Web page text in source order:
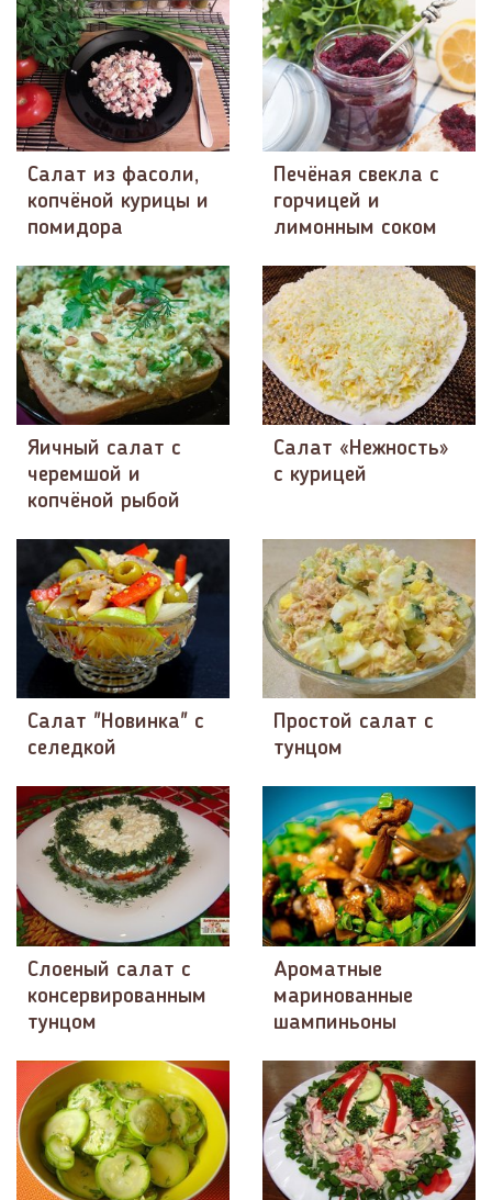
Салат из фасоли,
копчёной курицы и
помидора
Печёная свекла с
горчицей и
лимонным соком
Яичный салат с
черемшой и
копчёной рыбой
Салат «Нежность»
с курицей
Салат "Новинка" с
селедкой
Простой салат с
тунцом
Слоеный салат с
консервированным
тунцом
Ароматные
маринованные
шампиньоны